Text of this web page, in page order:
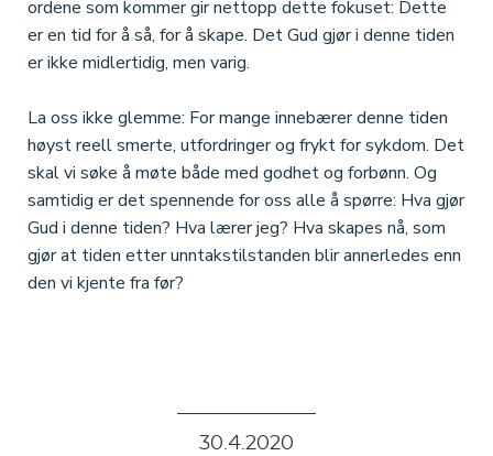
ordene som kommer gir nettopp dette fokuset: Dette
er en tid for å så, for å skape. Det Gud gjør i denne tiden
er ikke midlertidig, men varig.
La oss ikke glemme: For mange innebærer denne tiden
høyst reell smerte, utfordringer og frykt for sykdom. Det
skal vi søke å møte både med godhet og forbønn. Og
samtidig er det spennende for oss alle å spørre: Hva gjør
Gud i denne tiden? Hva lærer jeg? Hva skapes nå, som
gjør at tiden etter unntakstilstanden blir annerledes enn
den vi kjente fra før?
30.4.2020